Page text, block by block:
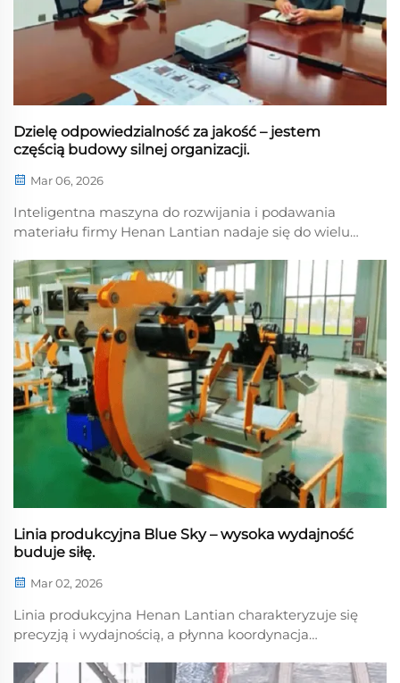
Dzielę odpowiedzialność za jakość – jestem
częścią budowy silnej organizacji.
Mar 06, 2026
Inteligentna maszyna do rozwijania i podawania
materiału firmy Henan Lantian nadaje się do wielu
zwiększając wydajność i jakość produkcji. Model „trzy
w jednym” charakteryzuje się wysoką wydajnością,
precyzją i stabilnością, co pozwala obniżyć koszty...
Linia produkcyjna Blue Sky – wysoka wydajność
buduje siłę.
Mar 02, 2026
Linia produkcyjna Henan Lantian charakteryzuje się
precyzją i wydajnością, a płynna koordynacja
pracownikami a inteligentnym sprzętem świadczą o